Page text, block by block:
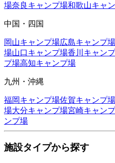
場奈良 キャンプ場和歌山キャ
中国・四国
岡山キャンプ場広島キャンプ場
場山口キャンプ場香川 キャン
プ場高知キャンプ場
九州・沖縄
福岡キャンプ場佐賀キャンプ場
場大分キャンプ場宮崎キャン
ンプ場
施設タイプから探す